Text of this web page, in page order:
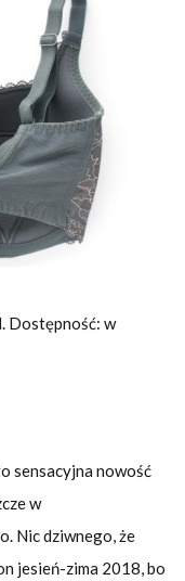
Dostępność: w
sensacyjna nowość
w
Nic dziwnego, że
jesień-zima 2018, bo